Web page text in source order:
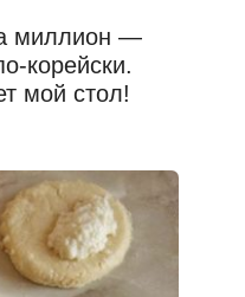
миллион —
корейски.
мой стол!